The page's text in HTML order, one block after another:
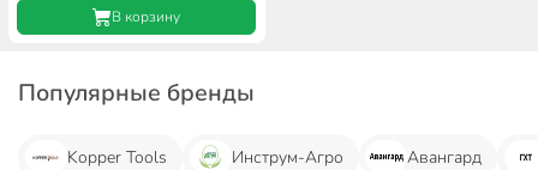
В корзину
Популярные бренды
Kopper Tools Инструм-Агро Авангард